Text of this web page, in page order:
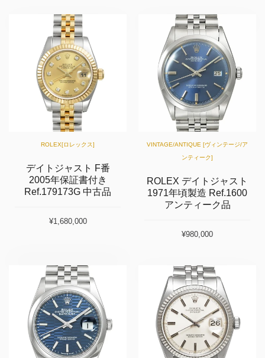
ROLEX[ロレックス]
デイトジャスト F番
2005年保証書付き
Ref.179173G 中古品
¥1,680,000
VINTAGE/ANTIQUE [ヴィンテージ/ア
ンティーク]
ROLEX デイトジャスト
1971年頃製造 Ref.1600
アンティーク品
¥980,000